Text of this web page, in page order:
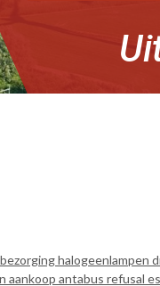
antabus refusal